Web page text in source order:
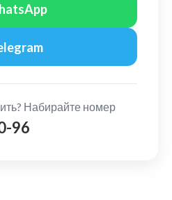
Набирайте номер
96
Выход из желоба
желоба 125/82 Темно-